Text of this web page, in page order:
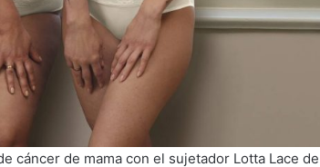
cáncer de mama con el sujetador Lotta Lace